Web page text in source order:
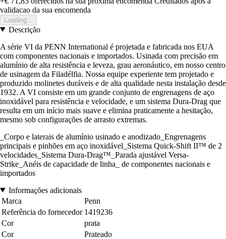
validacao da sua encomenda
Loading...
Descrição
A série VI da PENN International é projetada e fabricada nos EUA
com componentes nacionais e importados. Usinada com precisão em
alumínio de alta resistência e leveza, grau aeronáutico, em nosso centro
de usinagem da Filadélfia. Nossa equipe experiente tem projetado e
produzido molinetes duráveis e de alta qualidade nesta instalação desde
1932. A VI consiste em um grande conjunto de engrenagens de aço
inoxidável para resistência e velocidade, e um sistema Dura-Drag que
resulta em um início mais suave e elimina praticamente a hesitação,
mesmo sob configurações de arrasto extremas.
_Corpo e laterais de alumínio usinado e anodizado_Engrenagens
principais e pinhões em aço inoxidável_Sistema Quick-Shift II™ de 2
velocidades_Sistema Dura-Drag™_Parada ajustável Versa-
Strike_Anéis de capacidade de linha_ de componentes nacionais e
importados
Informações adicionais
Marca
Penn
Referência do fornecedor 1419236
Cor
prata
Cor
Prateado